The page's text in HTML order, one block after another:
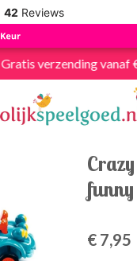
42 Reviews
Gratis verzending vanaf
€ 7,95